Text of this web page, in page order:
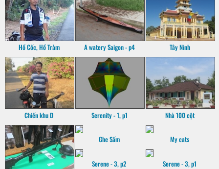
Hồ Cốc, Hồ Tràm A watery Saigon - p4 Tây Ninh
Chiến khu D Serenity - 1, p1 Nhà 100 cột
Ghe Sấm My cats
Serene - 3, p2 Serene - 3, p1